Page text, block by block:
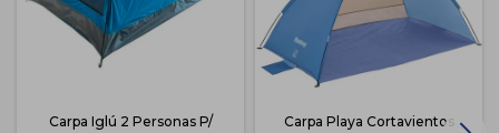
Carpa Iglú 2 Personas P/
Carpa Playa Cortavientos